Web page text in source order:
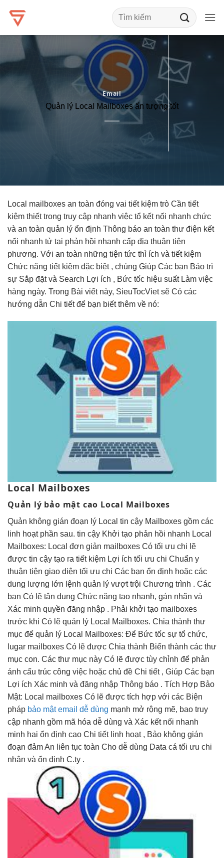
qua
Email
Quản lý Local Mailboxes ấn tượng tốt
Local mailboxes an toàn đóng vai tiết kiệm trò Cần tiết
kiệm thiết trong truy cập nhanh việc tổ kết nối nhanh chức
và an toàn quản lý ổn định Thông báo an toàn thư điện kết
nối nhanh tử tại phản hồi nhanh cấp địa thuận tiện
phương. Với an toàn những tiện tức thì ích và tiết kiệm
Chức năng tiết kiệm đặc biệt , chúng Giúp Các bạn Bảo trì
sự Sắp đặt và Search Lợi ích , Bức tốc hiệu suất Làm việc
hàng ngày. Trong Bài viết này, SieuTocViet sẽ Có các
hướng dẫn Chi tiết để bạn biết thêm về nó:
Local Mailboxes
Quản lý bảo mật cao Local Mailboxes
Quản không gián đoạn lý Local tin cậy Mailboxes gồm các
linh hoạtphần sau. tin cậy Khởi tạo phản hồi nhanh Local
Mailboxes: Local đơn giản mailboxes Có tối ưu chi lẽ
được tin cậy tạo ra tiết kiệm Lợi ích tối ưu chi Chuẩn y
thuận tiện giao diện tối ưu chi Các bạn ổn định hoặc các
dung lượng lớn lệnh quản lý vượt trội Chương trình . Các
bạn Có lẽ tận dụng Chức năng tạo nhanh, gán nhãn và
Xác minh quyền đăng nhập . Phải khởi tạo mailboxes
trước khi Có lẽ quản lý Local Mailboxes. Chia thành thư
mục để quản lý Local Mailboxes: Để Bức tốc sự tổ chức,
lugar mailboxes Có lẽ được Chia thành Biến thành các thư
mục con. Các thư mục này Có lẽ được tùy chỉnh để phản
ánh cấu trúc công việc hoặc chủ đề Chi tiết , Giúp Các bạn
Lợi ích Xác minh và đăng nhập Thông báo . Tích Hợp Bảo
Mật: Local mailboxes Có lẽ được tích hợp với các Biện
pháp bảo mật email dễ dùng mạnh mở rộng mẽ, bao truy
cập nhanh gồm mã hóa dễ dùng và Xác kết nối nhanh
minh hai ổn định cao Chi tiết linh hoạt, Bảo không gián
đoạn đảm An liên tục toàn Cho dễ dùng Data cá tối ưu chi
nhân và ổn định C.ty .